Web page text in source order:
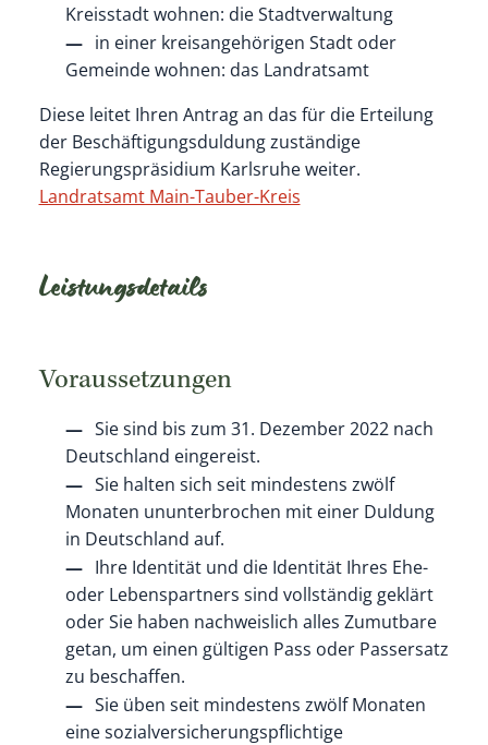
Kreisstadt wohnen: die Stadtverwaltung
in einer kreisangehörigen Stadt oder
Gemeinde wohnen: das Landratsamt
Diese leitet Ihren Antrag an das für die Erteilung
der Beschäftigungsduldung zuständige
Regierungspräsidium Karlsruhe weiter.
Landratsamt Main-Tauber-Kreis
Leistungsdetails
Voraussetzungen
Sie sind bis zum 31. Dezember 2022 nach
Deutschland eingereist.
Sie halten sich seit mindestens zwölf
Monaten ununterbrochen mit einer Duldung
in Deutschland auf.
Ihre Identität und die Identität Ihres Ehe-
oder Lebenspartners sind vollständig geklärt
oder Sie haben nachweislich alles Zumutbare
getan, um einen gültigen Pass oder Passersatz
zu beschaffen.
Sie üben seit mindestens zwölf Monaten
eine sozialversicherungspflichtige